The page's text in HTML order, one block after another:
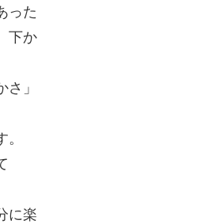
った
下か
」
に楽